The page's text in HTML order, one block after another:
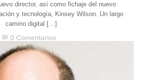
director, así como fichaje del nuevo
y tecnología, Kinsey Wilson. Un largo
camino digital […]
chat_bubble 0 Comentarios